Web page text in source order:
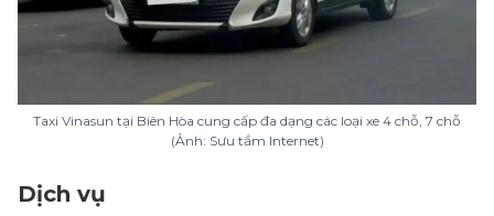
Taxi Vinasun tại Biên Hòa cung cấp đa dạng các loại xe 4 chỗ, 7 chỗ
(Ảnh: Sưu tầm Internet)
Dịch vụ